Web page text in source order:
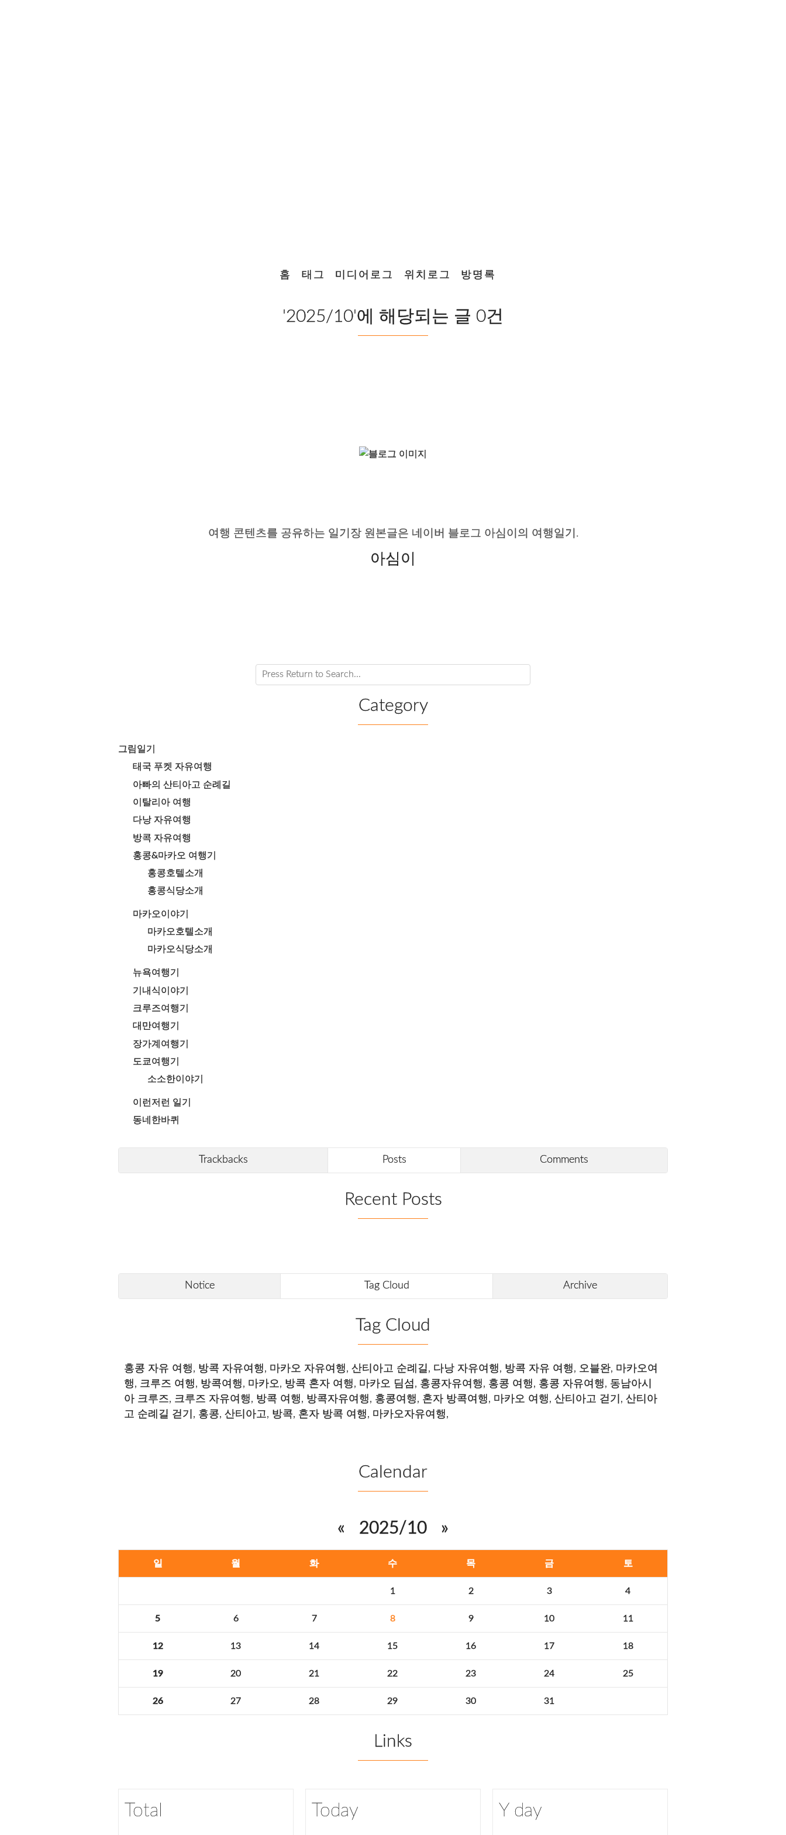
홈 태그 미디어로그 위치로그 방명록
'2025/10'에 해당되는 글 0건
여행 콘텐츠를 공유하는 일기장 원본글은 네이버 블로그 아심이의 여행일기.
아심이
Category
그림일기
태국 푸켓 자유여행
아빠의 산티아고 순례길
이탈리아 여행
다낭 자유여행
방콕 자유여행
홍콩&마카오 여행기
홍콩호텔소개
홍콩식당소개
마카오이야기
마카오호텔소개
마카오식당소개
뉴욕여행기
기내식이야기
크루즈여행기
대만여행기
장가계여행기
도쿄여행기
소소한이야기
이런저런 일기
동네한바퀴
Trackbacks Posts Comments
Recent Posts
Notice Tag Cloud Archive
Tag Cloud
홍콩 자유 여행, 방콕 자유여행, 마카오 자유여행, 산티아고 순례길, 다낭 자유여행, 방콕 자유 여행, 오블완, 마카오여
행, 크루즈 여행, 방콕여행, 마카오, 방콕 혼자 여행, 마카오 딤섬, 홍콩자유여행, 홍콩 여행, 홍콩 자유여행, 동남아시
아 크루즈, 크루즈 자유여행, 방콕 여행, 방콕자유여행, 홍콩여행, 혼자 방콕여행, 마카오 여행, 산티아고 걷기 , 산티아
고 순례길 걷기 , 홍콩, 산티아고, 방콕, 혼자 방콕 여행, 마카오자유여행,
Calendar
« 2025/10 »
일 월 화 수 목 금 토
1 2 3 4
5 6 7 8 9 10 11
12 13 14 15 16 17 18
19 20 21 22 23 24 25
26 27 28 29 30 31
Links
Total Today Y day